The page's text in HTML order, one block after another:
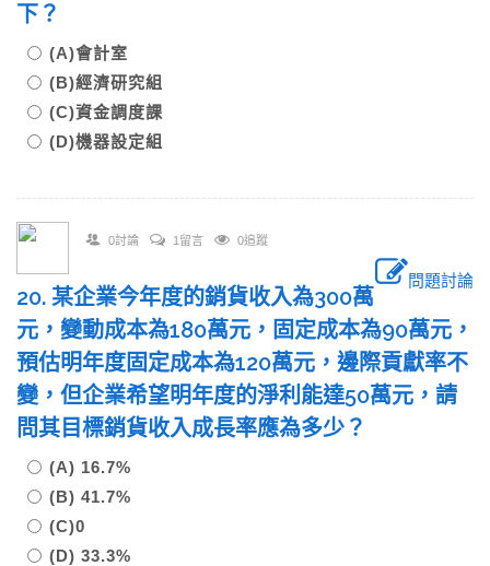
下？
(A)會計室
(B)經濟研究組
(C)資金調度課
(D)機器設定組
0討論 1留言 0追蹤
問題討論
20. 某企業今年度的銷貨收入為300萬
元，變動成本為180萬元，固定成本為90萬元，
預估明年度固定成本為120萬元，邊際貢獻率不
變，但企業希望明年度的淨利能達50萬元，請
問其目標銷貨收入成長率應為多少？
(A) 16.7%
(B) 41.7%
(C)0
(D) 33.3%